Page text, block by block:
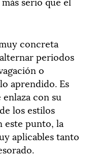
concreta
periodos
o
aprendido. Es
con su
los estilos
este punto, la
aplicables tanto